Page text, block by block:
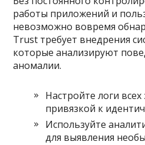
работы приложений и
невозможно вовремя
Trust требует внедрения
которые анализируют
аномалии.
Настройте логи
привязкой к
Используйте
для выявления